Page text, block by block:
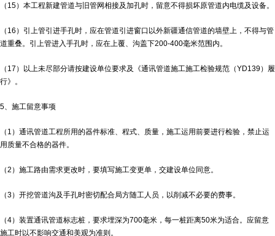
（15）本工程新建管道与旧管网相接及加孔时，留意不得损坏原管道内电缆及设备。
（16）引上管引进手孔时，应在管道引进窗口以外新疆通信管道的墙壁上，不得与管
道重叠。引上管进入手孔时，应在上覆、沟盖下200-400毫米范围内。
（17）以上未尽部分请按建设单位要求及《通讯管道施工施工检验规范（YD139）履
行》。
5、施工留意事项
（1）通讯管道工程所用的器件标准、程式、质量，施工运用前要进行检验，禁止运
用质量不合格的器件。
（2）施工路由需求更改时，要填写施工变更单，交建设单位同意。
（3）开挖管道沟及手孔时密切配合局方随工人员，以削减不必要的费事。
（4）装置通讯管道标志桩，要求埋深为700毫米，每一桩距离50米为适合。应留意
施工时以不影响交通和美观为准则。